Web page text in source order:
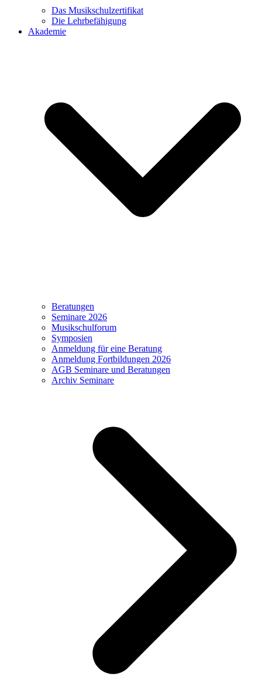
Das Musikschulzertifikat
Die Lehrbefähigung
Akademie
Beratungen
Seminare 2026
Musikschulforum
Symposien
Anmeldung für eine Beratung
Anmeldung Fortbildungen 2026
AGB Seminare und Beratungen
Archiv Seminare